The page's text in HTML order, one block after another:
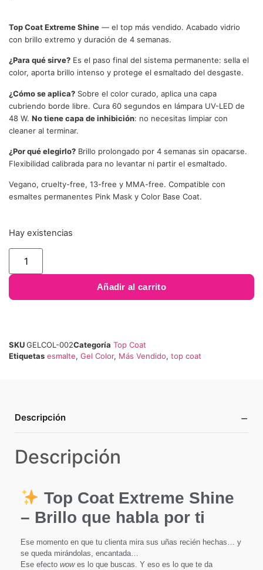
Top Coat Extreme Shine — el top más vendido. Acabado vidrio
con brillo extremo y duración de 4 semanas.
¿Para qué sirve? Es el paso final del sistema permanente: sella el
color, aporta brillo intenso y protege el esmaltado del desgaste.
¿Cómo se aplica? Sobre el color curado, aplica una capa
cubriendo borde libre. Cura 60 segundos en lámpara UV-LED de
48 W. No tiene capa de inhibición: no necesitas limpiar con
cleaner al terminar.
¿Por qué elegirlo? Brillo prolongado por 4 semanas sin opacarse.
Flexibilidad calibrada para no levantar ni partir el esmaltado.
Vegano, cruelty-free, 13-free y MMA-free. Compatible con
esmaltes permanentes Pink Mask y Color Base Coat.
Hay existencias
Añadir al carrito
SKUGELCOL-002Categoría Top Coat
Etiquetas esmalte, Gel Color, Más Vendido, top coat
Descripción −
Descripción
Top Coat Extreme Shine
– Brillo que habla por ti
Ese momento en que tu clienta mira sus uñas recién hechas… y
se queda mirándolas, encantada…
Ese efecto wowes lo que buscas. Y eso es lo que te da